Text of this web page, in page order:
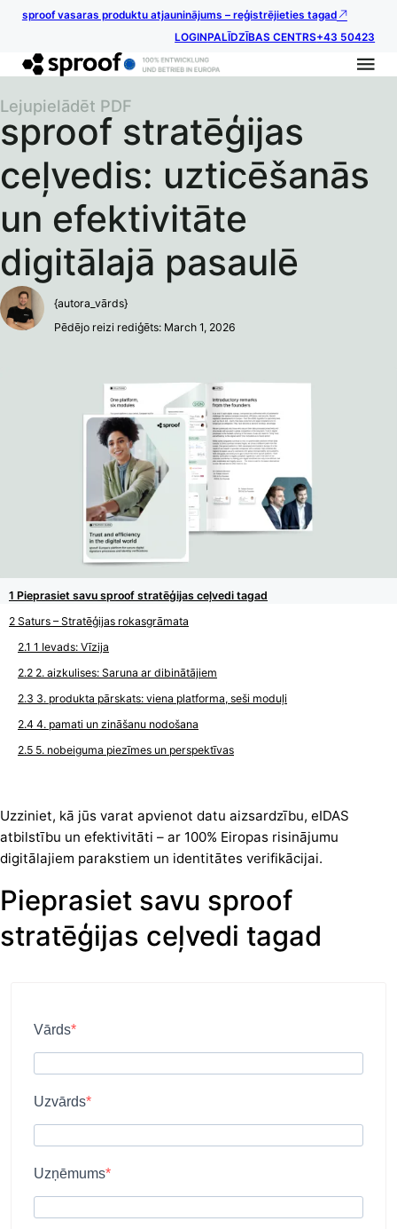
sproof vasaras produktu atjauninājums – reģistrējieties tagad
LOGINPALĪDZĪBAS CENTRS+43 50423
sproof stratēģijas
ceļvedis: uzticēšanās
un efektivitāte
digitālajā pasaulē
Lejupielādēt PDF
{autora_vārds}
Pēdējo reizi rediģēts: March 1, 2026
Pieprasiet savu sproof stratēģijas ceļvedi tagad
Saturs – Stratēģijas rokasgrāmata
1 Ievads: Vīzija
2. aizkulises: Saruna ar dibinātājiem
3. produkta pārskats: viena platforma, seši moduļi
4. pamati un zināšanu nodošana
5. nobeiguma piezīmes un perspektīvas
Uzziniet, kā jūs varat apvienot datu aizsardzību, eIDAS
atbilstību un efektivitāti – ar 100% Eiropas risinājumu
digitālajiem parakstiem un identitātes verifikācijai.
Pieprasiet savu sproof
stratēģijas ceļvedi tagad
Vārds
Uzvārds
Uzņēmums